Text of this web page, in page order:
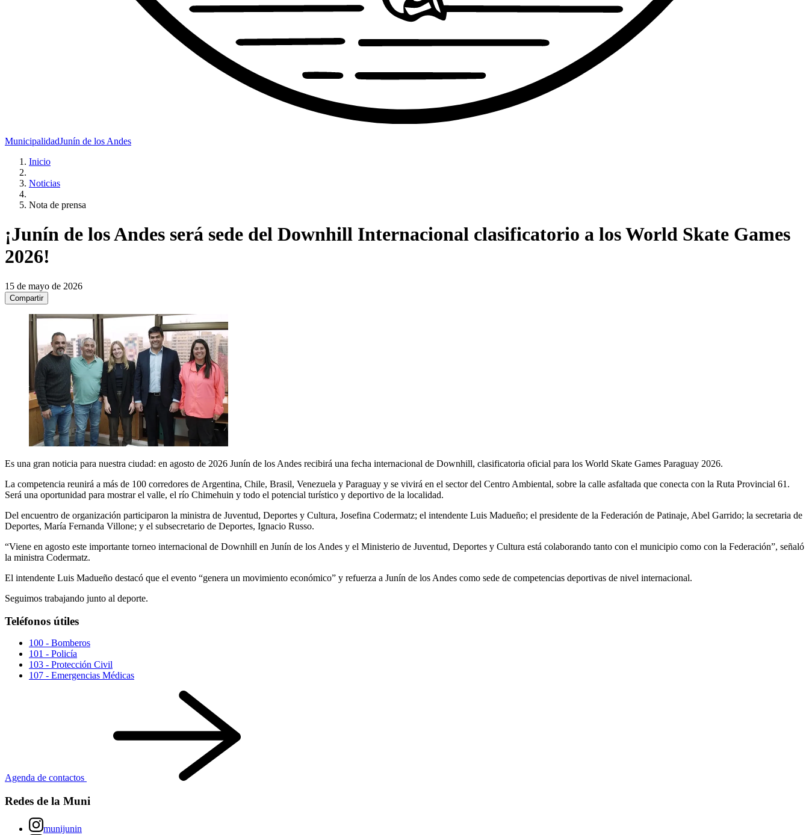
MunicipalidadJunín de los Andes
Inicio
Noticias
Nota de prensa
¡Junín de los Andes será sede del Downhill Internacional clasificatorio a los World Skate Games
2026!
15 de mayo de 2026
Compartir
Es una gran noticia para nuestra ciudad: en agosto de 2026 Junín de los Andes recibirá una fecha internacional de Downhill, clasificatoria oficial para los World Skate Games Paraguay 2026.
La competencia reunirá a más de 100 corredores de Argentina, Chile, Brasil, Venezuela y Paraguay y se vivirá en el sector del Centro Ambiental, sobre la calle asfaltada que conecta con la Ruta Provincial 61.
Será una oportunidad para mostrar el valle, el río Chimehuin y todo el potencial turístico y deportivo de la localidad.
Del encuentro de organización participaron la ministra de Juventud, Deportes y Cultura, Josefina Codermatz; el intendente Luis Madueño; el presidente de la Federación de Patinaje, Abel Garrido; la secretaria de
Deportes, María Fernanda Villone; y el subsecretario de Deportes, Ignacio Russo.
“Viene en agosto este importante torneo internacional de Downhill en Junín de los Andes y el Ministerio de Juventud, Deportes y Cultura está colaborando tanto con el municipio como con la Federación”, señaló
la ministra Codermatz.
El intendente Luis Madueño destacó que el evento “genera un movimiento económico” y refuerza a Junín de los Andes como sede de competencias deportivas de nivel internacional.
Seguimos trabajando junto al deporte.
Teléfonos útiles
100 - Bomberos
101 - Policía
103 - Protección Civil
107 - Emergencias Médicas
Agenda de contactos
Redes de la Muni
munijunin